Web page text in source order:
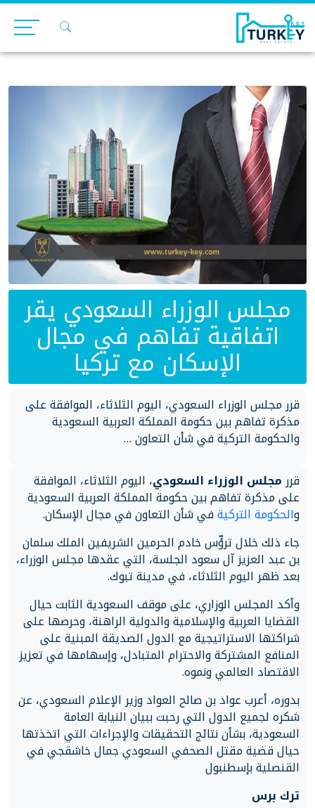
Skip
content
مجلس الوزراء السعودي يقر
اتفاقية تفاهم في مجال
الإسكان مع تركيا
قرر مجلس الوزراء السعودي، اليوم الثلاثاء، الموافقة على
مذكرة تفاهم بين حكومة المملكة العربية السعودية
والحكومة التركية في شأن التعاون …
قررمجلس الوزراء السعودي، اليوم الثلاثاء، الموافقة
على مذكرة تفاهم بين حكومة المملكة العربية السعودية
والحكومة التركيةفي شأن التعاون في مجال الإسكان.
جاء ذلك خلال ترؤّس خادم الحرمين الشريفين الملك سلمان
بن عبد العزيز آل سعود الجلسة، التي عقدها مجلس الوزراء،
بعد ظهر اليوم الثلاثاء، في مدينة تبوك.
وأكد المجلس الوزاري، على موقف السعودية الثابت حيال
القضايا العربية والإسلامية والدولية الراهنة، وحرصها على
شراكتها الاستراتيجية مع الدول الصديقة المبنية على
المنافع المشتركة والاحترام المتبادل، وإسهامها في تعزيز
الاقتصاد العالمي ونموه.
بدوره، أعرب عواد بن صالح العواد وزير الإعلام السعودي، عن
شكره لجميع الدول التي رحبت ببيان النيابة العامة
السعودية، بشأن نتائج التحقيقات والإجراءات التي اتخذتها
حيال قضية مقتل الصحفي السعودي جمال خاشقجي في
القنصلية بإسطنبول
ترك برس